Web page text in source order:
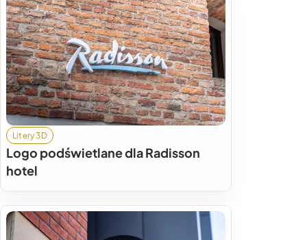
Litery 3D
Logo podświetlane dla Radisson
hotel